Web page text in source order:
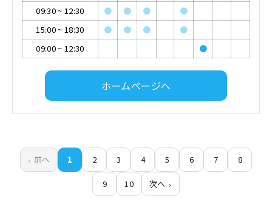
09:30~ 12:30 ● ● ●
●
15:00~ 18:30 ● ● ●
●
09:00~ 12:30 ●
ホームページへ
前へ 1 2 3 4 5 6 7 8
9 10 次へ